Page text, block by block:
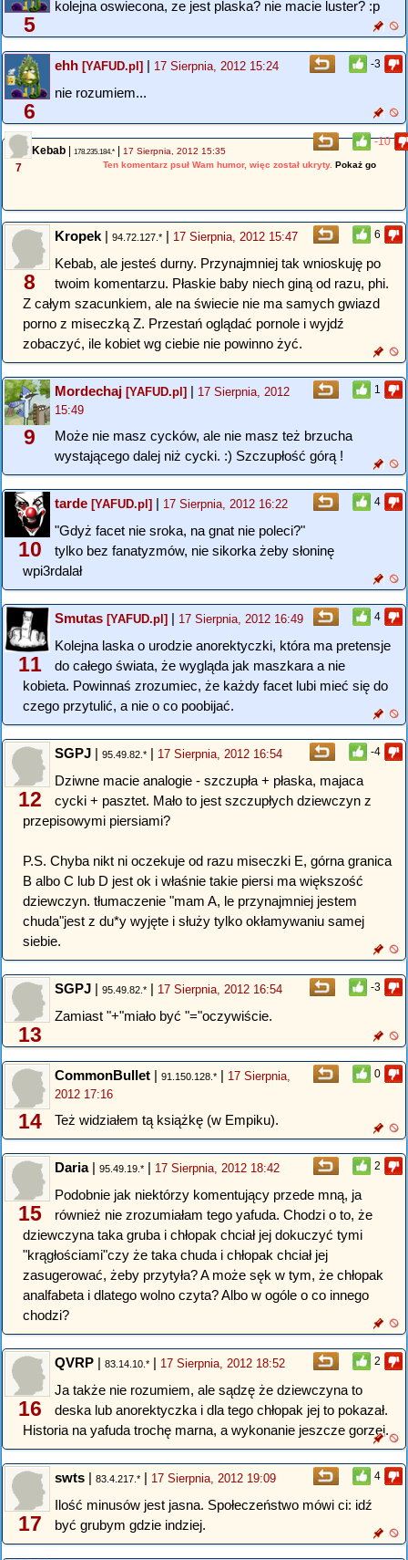
5
kolejna oswiecona, ze jest plaska? nie macie luster? :p
-3
6
ehh [YAFUD.pl] | 17 Sierpnia, 2012 15:24
nie rozumiem...
-10
7
Kebab 178.235.184.*
17 Sierpnia, 2012 15:35
Ten komentarz psuł Wam humor, więc został ukryty. Pokaż go
6
8
Kropek | 94.72.127.* | 17 Sierpnia, 2012 15:47
Kebab, ale jesteś durny. Przynajmniej tak wnioskuję po
twoim komentarzu. Płaskie baby niech giną od razu, phi.
Z całym szacunkiem, ale na świecie nie ma samych gwiazd
porno z miseczką Z. Przestań oglądać pornole i wyjdź
zobaczyć, ile kobiet wg ciebie nie powinno żyć.
1
9
Mordechaj [YAFUD.pl] | 17 Sierpnia, 2012
15:49
Może nie masz cycków, ale nie masz też brzucha
wystającego dalej niż cycki. :) Szczupłość górą !
4
10
tarde [YAFUD.pl] | 17 Sierpnia, 2012 16:22
"Gdyż facet nie sroka, na gnat nie poleci?"
tylko bez fanatyzmów, nie sikorka żeby słoninę
wpi3rdalał
4
11
Smutas [YAFUD.pl] | 17 Sierpnia, 2012 16:49
Kolejna laska o urodzie anorektyczki, która ma pretensje
do całego świata, że wygląda jak maszkara a nie
kobieta. Powinnaś zrozumiec, że każdy facet lubi mieć się do
czego przytulić, a nie o co poobijać.
-4
12
SGPJ | 95.49.82.* | 17 Sierpnia, 2012 16:54
Dziwne macie analogie - szczupła + płaska, majaca
cycki + pasztet. Mało to jest szczupłych dziewczyn z
przepisowymi piersiami?
P.S. Chyba nikt ni oczekuje od razu miseczki E, górna granica
B albo C lub D jest ok i właśnie takie piersi ma większość
dziewczyn. tłumaczenie "mam A, le przynajmniej jestem
chuda"jest z du*y wyjęte i służy tylko okłamywaniu samej
siebie.
-3
13
SGPJ | 95.49.82.* | 17 Sierpnia, 2012 16:54
Zamiast "+"miało być "="oczywiście.
0
14
CommonBullet | 91.150.128.* | 17 Sierpnia,
2012 17:16
Też widziałem tą książkę (w Empiku).
2
15
Daria| 95.49.19.* | 17 Sierpnia, 2012 18:42
Podobnie jak niektórzy komentujący przede mną, ja
również nie zrozumiałam tego yafuda. Chodzi o to, że
dziewczyna taka gruba i chłopak chciał jej dokuczyć tymi
"krągłościami"czy że taka chuda i chłopak chciał jej
zasugerować, żeby przytyła? A może sęk w tym, że chłopak
analfabeta i dlatego wolno czyta? Albo w ogóle o co innego
chodzi?
2
16
QVRP | 83.14.10.* | 17 Sierpnia, 2012 18:52
Ja także nie rozumiem, ale sądzę że dziewczyna to
deska lub anorektyczka i dla tego chłopak jej to pokazał.
Historia na yafuda trochę marna, a wykonanie jeszcze gorzej.
4
17
swts | 83.4.217.* | 17 Sierpnia, 2012 19:09
Ilość minusów jest jasna. Społeczeństwo mówi ci: idź
być grubym gdzie indziej.